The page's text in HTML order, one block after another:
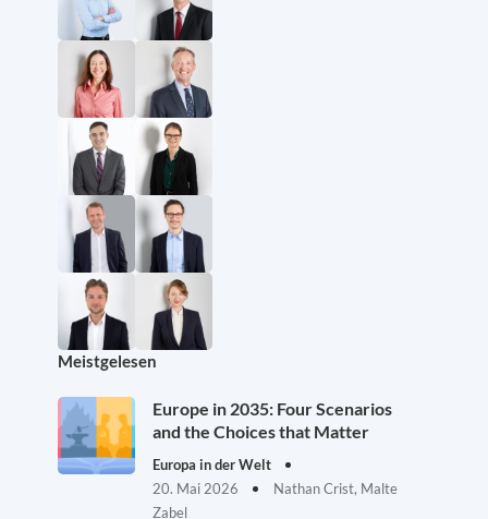
Meistgelesen
Europe in 2035: Four Scenarios
and the Choices that Matter
Europa in der Welt
20. Mai 2026
Nathan Crist, Malte
Zabel